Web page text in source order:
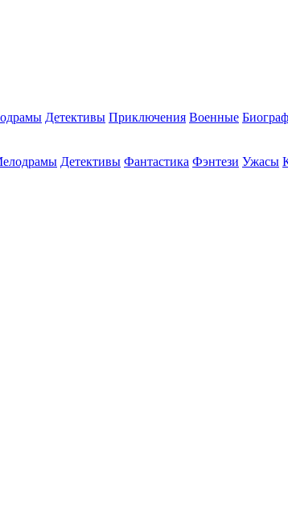
Детективы Приключения Военные
Детективы Фантастика Фэнтези Ужасы